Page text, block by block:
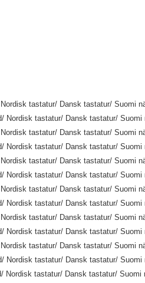
tastatur/ Dansk tastatur/ Suomi
Nordisk tastatur/ Dansk tastatur/
tastatur/ Dansk tastatur/ Suomi
Nordisk tastatur/ Dansk tastatur/
tastatur/ Dansk tastatur/ Suomi
Nordisk tastatur/ Dansk tastatur/
tastatur/ Dansk tastatur/ Suomi
Nordisk tastatur/ Dansk tastatur/
tastatur/ Dansk tastatur/ Suomi
Nordisk tastatur/ Dansk tastatur/
tastatur/ Dansk tastatur/ Suomi
Nordisk tastatur/ Dansk tastatur/
Nordisk tastatur/ Dansk tastatur/